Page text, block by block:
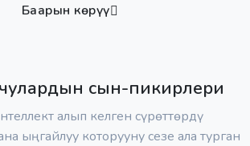
Баарын көрүү
сын-пикирлери
алып келген сүрөттөрдү
ыңгайлуу которууну сезе ала турган